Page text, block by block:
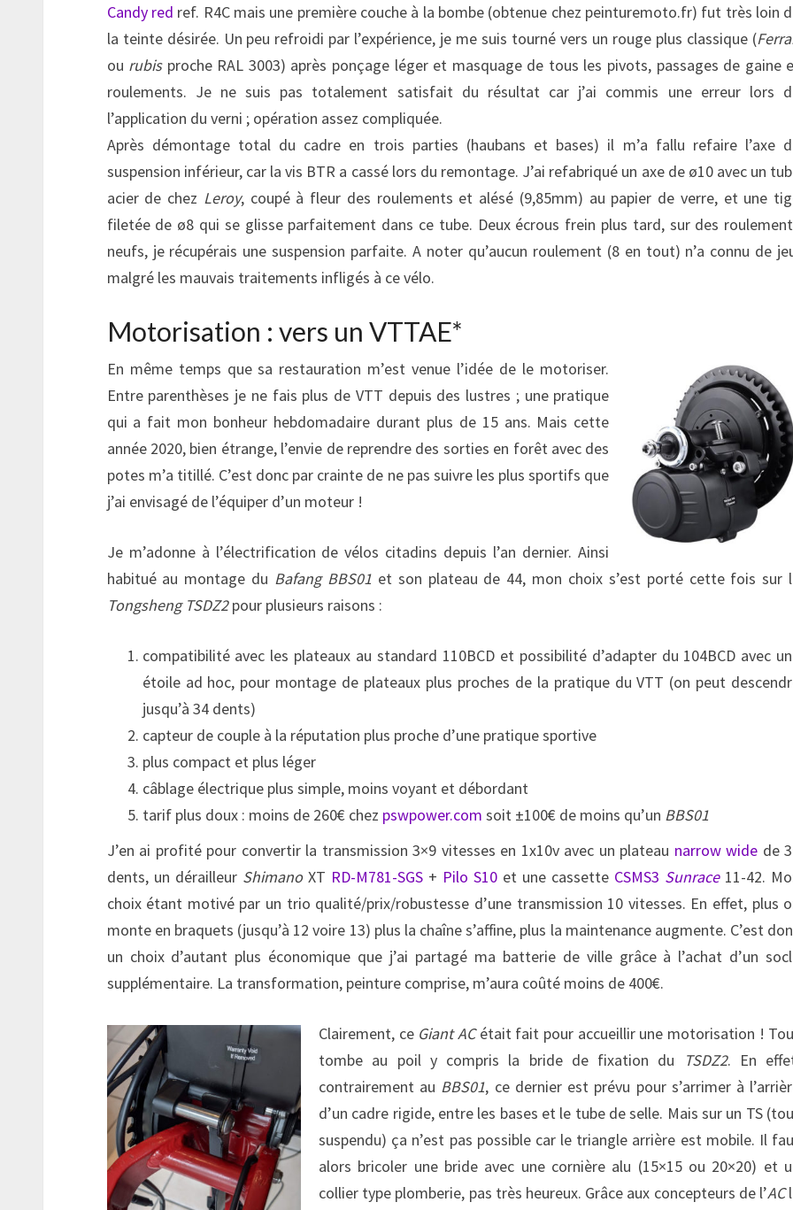
Candy red ref. R4C mais une première couche à la bombe (obtenue chez peinturemoto.fr) fut très loin
la teinte désirée. Un peu refroidi par l’expérience, je me suis tourné vers un rouge plus classique (
ou rubisproche RAL 3003) après ponçage léger et masquage de tous les pivots, passages de gaine
roulements. Je ne suis pas totalement satisfait du résultat car j’ai commis une erreur lors
l’application du verni ; opération assez compliquée.
Après démontage total du cadre en trois parties (haubans et bases) il m’a fallu refaire l’axe
suspension inférieur, car la vis BTR a cassé lors du remontage. J’ai refabriqué un axe de ø10 avec un
acier de chez Leroy, coupé à fleur des roulements et alésé (9,85mm) au papier de verre, et une
filetée de ø8 qui se glisse parfaitement dans ce tube. Deux écrous frein plus tard, sur des
neufs, je récupérais une suspension parfaite. A noter qu’aucun roulement (8 en tout) n’a connu de
malgré les mauvais traitements infligés à ce vélo.
Motorisation : vers un VTTAE*
En même temps que sa restauration m’est venue l’idée de le motoriser.
Entre parenthèses je ne fais plus de VTT depuis des lustres ; une pratique
qui a fait mon bonheur hebdomadaire durant plus de 15 ans. Mais cette
année 2020, bien étrange, l’envie de reprendre des sorties en forêt avec des
potes m’a titillé. C’est donc par crainte de ne pas suivre les plus sportifs que
j’ai envisagé de l’équiper d’un moteur !
Je m’adonne à l’électrification de vélos citadins depuis l’an dernier. Ainsi
habitué au montage du Bafang BBS01et son plateau de 44, mon choix s’est porté cette fois sur
Tongsheng TSDZ2pour plusieurs raisons :
compatibilité avec les plateaux au standard 110BCD et possibilité d’adapter du 104BCD avec
étoile ad hoc, pour montage de plateaux plus proches de la pratique du VTT (on peut
jusqu’à 34 dents)
capteur de couple à la réputation plus proche d’une pratique sportive
plus compact et plus léger
câblage électrique plus simple, moins voyant et débordant
tarif plus doux : moins de 260€ chez pswpower.com soit ±100€ de moins qu’un BBS01
J’en ai profité pour convertir la transmission 3×9 vitesses en 1x10v avec un plateau narrow wide de
dents, un dérailleur ShimanoXT RD-M781-SGS+ Pilo S10et une cassette CSMS3 Sunrace11-42.
choix étant motivé par un trio qualité/prix/robustesse d’une transmission 10 vitesses. En effet, plus
monte en braquets (jusqu’à 12 voire 13) plus la chaîne s’affine, plus la maintenance augmente. C’est
un choix d’autant plus économique que j’ai partagé ma batterie de ville grâce à l’achat d’un
supplémentaire. La transformation, peinture comprise, m’aura coûté moins de 400€.
Clairement, ce Giant ACétait fait pour accueillir une motorisation !
tombe au poil y compris la bride de fixation du
TSDZ2. En
contrairement au BBS01, ce dernier est prévu pour s’arrimer à
d’un cadre rigide, entre les bases et le tube de selle. Mais sur un TS
suspendu) ça n’est pas possible car le triangle arrière est mobile. Il
alors bricoler une bride avec une cornière alu (15×15 ou 20×20) et
collier type plomberie, pas très heureux. Grâce aux concepteurs de l’AC